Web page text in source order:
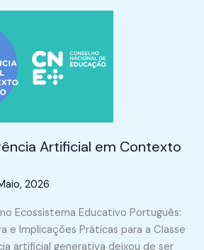
Artificial em Contexto
2026
Ecossistema Educativo Português:
e Implicações Práticas para a Classe
artificial generativa deixou de ser